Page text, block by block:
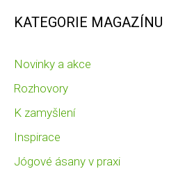
KATEGORIE MAGAZÍNU
Novinky a akce
Rozhovory
K zamyšlení
Inspirace
Jógové ásany v praxi